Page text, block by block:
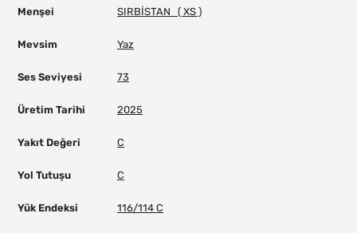
Menşei SIRBİSTAN ( XS )
Mevsim Yaz
Ses Seviyesi 73
Üretim Tarihi 2025
Yakıt Değeri C
Yol Tutuşu C
Yük Endeksi 116/114 C